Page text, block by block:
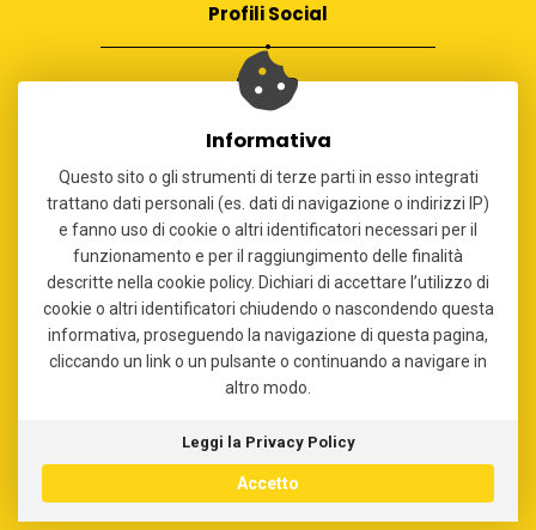
z
Profili Social
Contatti
team@bergamoingrande.it
Copyright
Informativa
Questo sito o gli strumenti di terze parti in esso integrati
trattano dati personali (es. dati di navigazione o indirizzi IP)
e fanno uso di cookie o altri identificatori necessari per il
funzionamento e per il raggiungimento delle finalità
descritte nella cookie policy. Dichiari di accettare l’utilizzo di
cookie o altri identificatori chiudendo o nascondendo questa
informativa, proseguendo la navigazione di questa pagina,
cliccando un link o un pulsante o continuando a navigare in
altro modo.
Leggi la Privacy Policy
Accetto